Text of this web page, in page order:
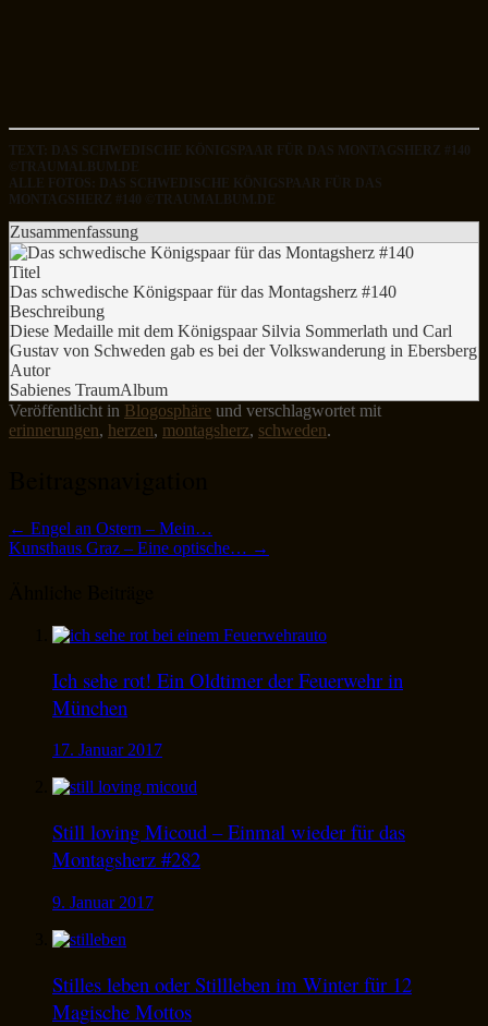
TEXT: DAS SCHWEDISCHE KÖNIGSPAAR FÜR DAS MONTAGSHERZ #140
©TRAUMALBUM.DE
ALLE FOTOS: DAS SCHWEDISCHE KÖNIGSPAAR FÜR DAS
MONTAGSHERZ #140 ©TRAUMALBUM.DE
Zusammenfassung
Titel
Das schwedische Königspaar für das Montagsherz #140
Beschreibung
Diese Medaille mit dem Königspaar Silvia Sommerlath und Carl
Gustav von Schweden gab es bei der Volkswanderung in Ebersberg
Autor
Sabienes TraumAlbum
Veröffentlicht in Blogosphäre und verschlagwortet mit
erinnerungen, herzen, montagsherz, schweden.
← Engel an Ostern – Mein…
Kunsthaus Graz – Eine optische… →
Ich sehe rot! Ein Oldtimer der Feuerwehr in
München
17. Januar 2017
Still loving Micoud – Einmal wieder für das
Montagsherz #282
9. Januar 2017
Stilles leben oder Stillleben im Winter für 12
Magische Mottos